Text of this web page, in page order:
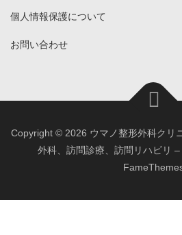
個人情報保護について
お問い合わせ
Copyright © 2026 ウマノ整形外科クリ
外科、訪問診療、訪問リハビリ –